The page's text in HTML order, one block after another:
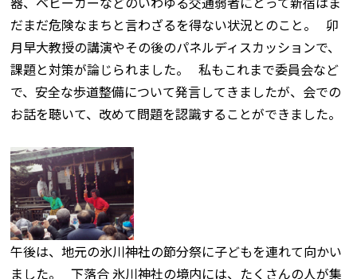
だまだ危険なまちと言わざるを得ない状況とのこと。 卯
月早大教授の講演やその後のパネルディスカッションで、
課題と対策が論じられました。 私もこれまで委員会など
で、安全な歩道整備について発言してきましたが、会での
お話を聴いて、改めて問題を認識することができました。
午後は、地元の氷川神社の節分祭に子どもを連れて向かい
ました。 下落合 氷川神社の境内には、たくさんの人が集